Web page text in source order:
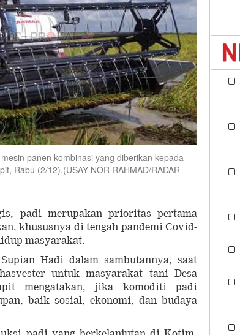
panen kombinasi yang diberikan kepada
Rabu (2/12).(USAY NOR RAHMAD/RADAR
padi merupakan prioritas pertama
khususnya di tengah pandemi Covid-
masyarakat.
Hadi dalam sambutannya, saat
untuk masyarakat tani Desa
mengatakan, jika komoditi padi
baik sosial, ekonomi, dan budaya